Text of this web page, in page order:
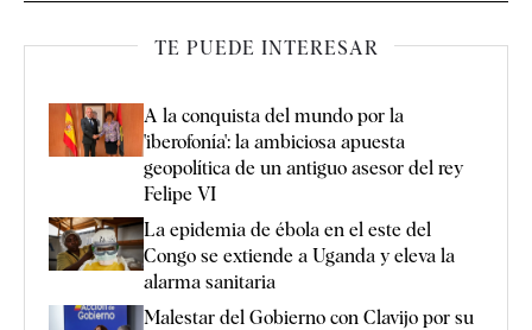
TE PUEDE INTERESAR
A la conquista del mundo por la
'iberofonía': la ambiciosa apuesta
geopolítica de un antiguo asesor del rey
Felipe VI
La epidemia de ébola en el este del
Congo se extiende a Uganda y eleva la
alarma sanitaria
Malestar del Gobierno con Clavijo por su